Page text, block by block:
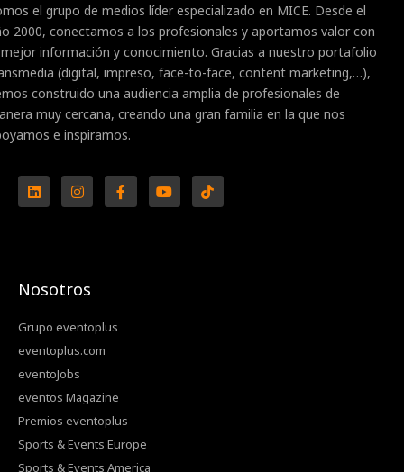
el grupo de medios líder especializado en MICE. Desde el
2000, conectamos a los profesionales y aportamos valor con
información y conocimiento. Gracias a nuestro portafolio
(digital, impreso, face-to-face, content marketing,…),
construido una audiencia amplia de profesionales de
muy cercana, creando una gran familia en la que nos
e inspiramos.
L
i
n
n
I
n
s
a
m
F
a
c
Y
o
u
T
i
k
Nosotros
Grupo eventoplus
eventoplus.com
eventoJobs
eventos Magazine
Premios eventoplus
Sports & Events Europe
Sports & Events America